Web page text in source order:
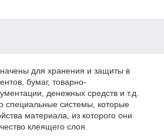
для хранения и защиты в
бумаг, товарно-
денежных средств и т.д.
специальные системы, которые
материала, из которого они
клеящего слоя.